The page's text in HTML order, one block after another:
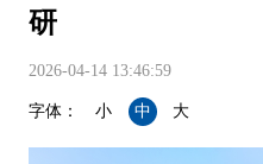
研
2026-04-14 13:46:59
字体： 小 中 大